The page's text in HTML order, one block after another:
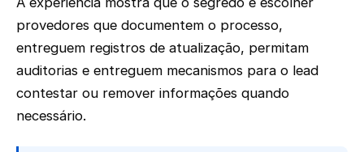
provedores que documentem o processo,
entreguem registros de atualização, permitam
auditorias e entreguem mecanismos para o lead
contestar ou remover informações quando
necessário.